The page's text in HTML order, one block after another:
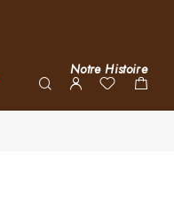
Notre Histoire